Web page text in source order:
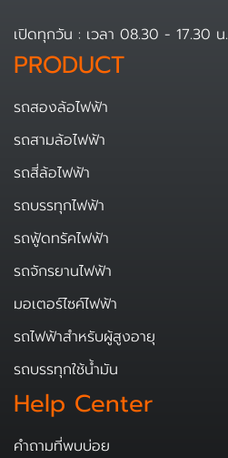
เปิดทุกวัน : เวลา 08.30 - 17.30 น.
PRODUCT
รถสองล้อไฟฟ้า
รถสามล้อไฟฟ้า
รถสี่ล้อไฟฟ้า
รถบรรทุกไฟฟ้า
รถฟู้ดทรัคไฟฟ้า
รถจักรยานไฟฟ้า
มอเตอร์ไซค์ไฟฟ้า
รถไฟฟ้าสำหรับผู้สูงอายุ
รถบรรทุกใช้น้ำมัน
Help Center
คำถามที่พบบ่อย